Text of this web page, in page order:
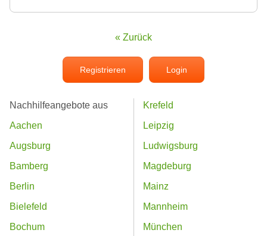
« Zurück
Registrieren Login
Nachhilfeangebote aus
Aachen
Augsburg
Bamberg
Berlin
Bielefeld
Bochum
Krefeld
Leipzig
Ludwigsburg
Magdeburg
Mainz
Mannheim
München